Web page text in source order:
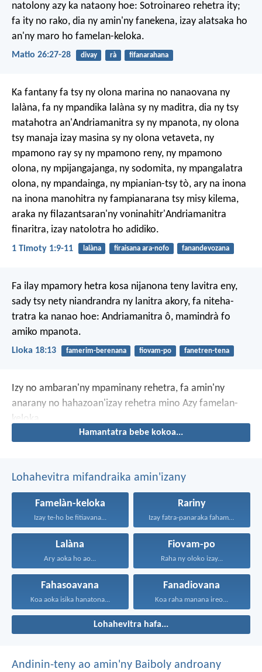
natolony azy ka nataony hoe: Sotroinareo rehetra ity;
fa ity no rako, dia ny amin'ny fanekena, izay alatsaka ho
an'ny maro ho famelan-keloka.
Matio 26:27-28 divay rà fifanarahana
Ka fantany fa tsy ny olona marina no nanaovana ny
lalàna, fa ny mpandika lalàna sy ny maditra, dia ny tsy
matahotra an'Andriamanitra sy ny mpanota, ny olona
tsy manaja izay masina sy ny olona vetaveta, ny
mpamono ray sy ny mpamono reny, ny mpamono
olona, ny mpijangajanga, ny sodomita, ny mpangalatra
olona, ny mpandainga, ny mpianian-tsy tò, ary na inona
na inona manohitra ny fampianarana tsy misy kilema,
araka ny filazantsaran'ny voninahitr'Andriamanitra
finaritra, izay natolotra ho adidiko.
1 Timoty 1:9-11 lalàna firaisana ara-nofo fanandevozana
Fa ilay mpamory hetra kosa nijanona teny lavitra eny,
sady tsy nety niandrandra ny lanitra akory, fa niteha-
tratra ka nanao hoe: Andriamanitra ô, mamindrà fo
amiko mpanota.
Lioka 18:13 famerim-berenana fiovam-po fanetren-tena
Izy no ambaran'ny mpaminany rehetra, fa amin'ny
anarany no hahazoan'izay rehetra mino Azy famelan-
keloka.
Hamantatra bebe kokoa...
Lohahevitra mifandraika amin'izany
Famelàn-keloka
Izay te-ho be fitiavana...
Rariny
Izay fatra-panaraka fahamarinana sy...
Lalàna
Ary aoka ho ao...
Fiovam-po
Raha ny oloko izay...
Fahasoavana
Koa aoka isika hanatona...
Fanadiovana
Koa raha manana ireo...
Lohahevitra hafa...
Andinin-teny ao amin'ny Baiboly androany